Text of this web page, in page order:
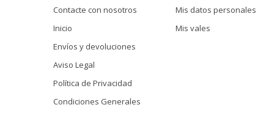
Contacte con nosotros
Inicio
Envíos y devoluciones
Aviso Legal
Política de Privacidad
Condiciones Generales
Mis datos personales
Mis vales